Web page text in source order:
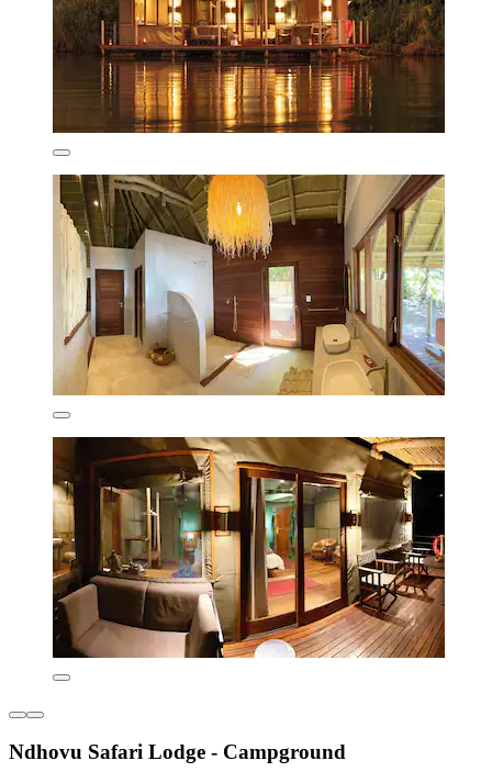
Ndhovu Safari Lodge - Campground